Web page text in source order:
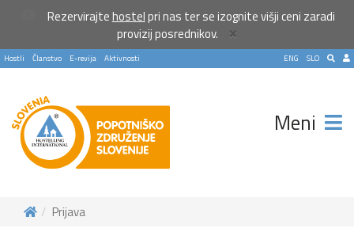
Rezervirajtehostelpri nas ter se izognite višji ceni zaradi
provizij posrednikov.
×
Hostli Članstvo E-revija Aktivnosti SLO
ENG
Meni
Prijava